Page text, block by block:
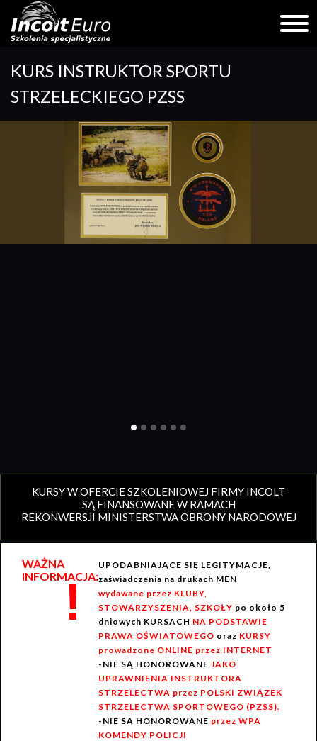
content
KURS INSTRUKTOR SPORTU
STRZELECKIEGO PZSS
KURSY W OFERCIE SZKOLENIOWEJ FIRMY INCOLT
SĄ FINANSOWANE W RAMACH
REKONWERSJI MINISTERSTWA OBRONY NARODOWEJ
WAŻNA
INFORMACJA:
!
UPODABNIAJĄCE SIĘ LEGITYMACJE,
zaświadczenia na drukach MEN
wydawane przez KLUBY,
STOWARZYSZENIA, SZKOŁY po około 5
dniowych KURSACH NA PODSTAWIE
PRAWA OŚWIATOWEGO oraz KURSY
prowadzone ONLINE przez INTERNET
-NIE SĄ HONOROWANE JAKO
UPRAWNIENIA INSTRUKTORA
STRZELECTWA przez POLSKI ZWIĄZEK
STRZELECTWA SPORTOWEGO (PZSS).
-NIE SĄ HONOROWANE przez WPA
KOMENDY POLICJI